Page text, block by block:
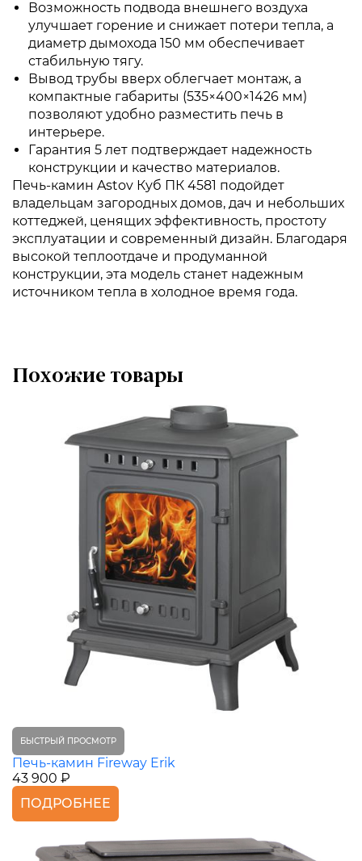
Возможность подвода внешнего воздуха
улучшает горение и снижает потери тепла, а
диаметр дымохода 150 мм обеспечивает
стабильную тягу.
Вывод трубы вверх облегчает монтаж, а
компактные габариты (535×400×1426 мм)
позволяют удобно разместить печь в
интерьере.
Гарантия 5 лет подтверждает надежность
конструкции и качество материалов.
Печь-камин Astov Куб ПК 4581 подойдет
владельцам загородных домов, дач и небольших
коттеджей, ценящих эффективность, простоту
эксплуатации и современный дизайн. Благодаря
высокой теплоотдаче и продуманной
конструкции, эта модель станет надежным
источником тепла в холодное время года.
Похожие товары
БЫСТРЫЙ ПРОСМОТР
Печь-камин Fireway Erik
43 900 ₽
ПОДРОБНЕЕ